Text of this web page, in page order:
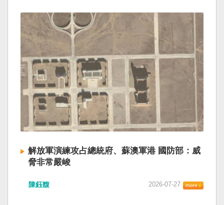
解放軍演練攻占總統府、蘇澳軍港 國防部：威
脅非常嚴峻
陳鈺馥 2026-07-27